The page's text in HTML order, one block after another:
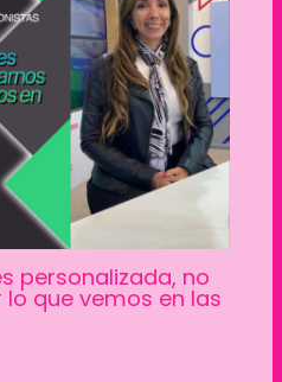
personalizada, no
que vemos en las